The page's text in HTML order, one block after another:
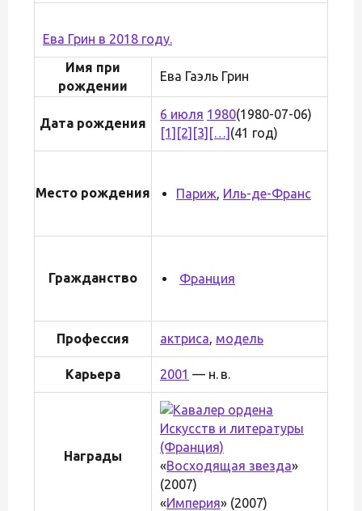
Ева Грин в 2018 году.
Имя при
рождении
Ева Гаэль Грин
Дата рождения
6 июля 1980(1980-07-06)
[1] [2] [3] […] (41 год)
Место рождения Париж, Иль-де-Франс
Гражданство Франция
Профессия актриса, модель
Карьера 2001 — н. в.
Награды
«Восходящая звезда»
(2007)
«Империя» (2007)